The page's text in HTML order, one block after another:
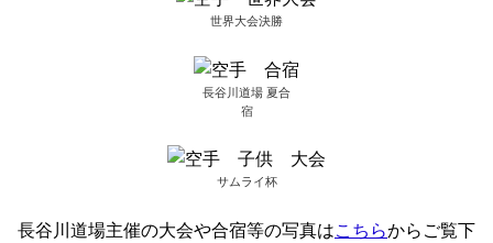
世界大会決勝
長谷川道場 夏合
宿
サムライ杯
長谷川道場主催の大会や合宿等の写真はこちらからご覧下